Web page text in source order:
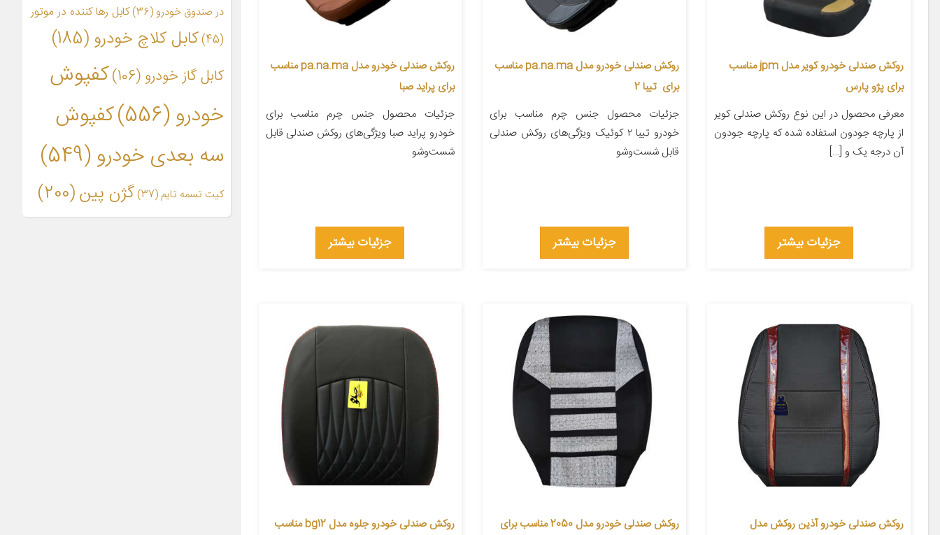
روکش صندلی خودرو کویر مدل jpm مناسب
برای پژو پارس
معرفی محصول در این نوع روکش صندلی کویر
از پارچه جودون استفاده شده که پارچه جودون
آن درجه یک و […]
جزئیات بیشتر
روکش صندلی خودرو مدل pa.na.ma مناسب
برای تیبا 2
جزئیات محصول جنس چرم مناسب برای
خودرو تیبا ۲ کوئیک ویژگی‌های روکش صندلی
قابل شست‌وشو
جزئیات بیشتر
روکش صندلی خودرو مدل pa.na.ma مناسب
برای پراید صبا
جزئیات محصول جنس چرم مناسب برای
خودرو پراید صبا ویژگی‌های روکش صندلی قابل
شست‌وشو
جزئیات بیشتر
روکش صندلی خودرو آذین روکش مدل
روکش صندلی خودرو مدل 2050 مناسب برای
روکش صندلی خودرو جلوه مدل bg12 مناسب
در صندوق خودرو (36)
کابل رها کننده در موتور
(45)
کابل کلاچ خودرو (185)
کابل گاز خودرو (106)
کفپوش
خودرو(556)
کفپوش
سه بعدی خودرو(549)
کیت تسمه تایم (37) گژن پین(200)